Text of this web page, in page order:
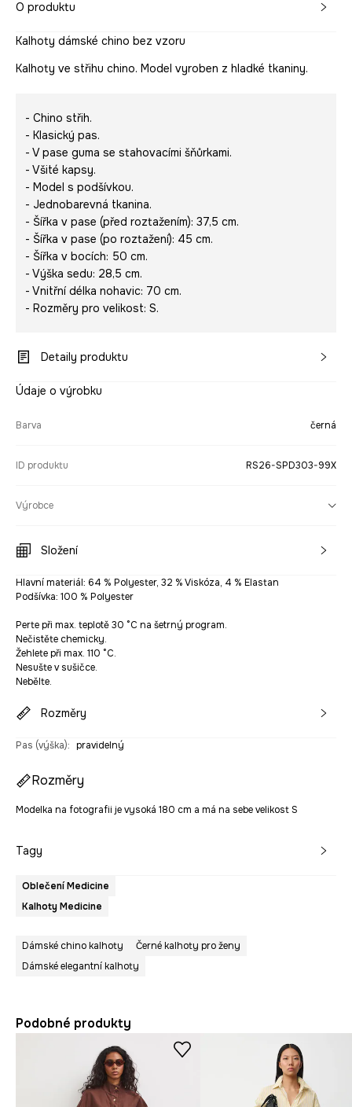
O produktu
Kalhoty dámské chino bez vzoru
Kalhoty ve střihu chino. Model vyroben z hladké tkaniny.
- Chino střih.
- Klasický pas.
- V pase guma se stahovacími šňůrkami.
- Všité kapsy.
- Model s podšívkou.
- Jednobarevná tkanina.
- Šířka v pase (před roztažením): 37,5 cm.
- Šířka v pase (po roztažení): 45 cm.
- Šířka v bocích: 50 cm.
- Výška sedu: 28,5 cm.
- Vnitřní délka nohavic: 70 cm.
- Rozměry pro velikost: S.
Detaily produktu
Údaje o výrobku
Barva černá
ID produktu RS26-SPD303-99X
Výrobce
Složení
Hlavní materiál: 64 % Polyester, 32 % Viskóza, 4 % Elastan
Podšívka: 100 % Polyester
Perte při max. teplotě 30 °C na šetrný program.
Nečistěte chemicky.
Žehlete při max. 110 °C.
Nesušte v sušičce.
Nebělte.
Rozměry
Pas (výška): pravidelný
Rozměry
Modelka na fotografii je vysoká 180 cm a má na sebe velikost S
Tagy
Oblečení Medicine
Kalhoty Medicine
Dámské chino kalhoty
Černé kalhoty pro ženy
Dámské elegantní kalhoty
Podobné produkty